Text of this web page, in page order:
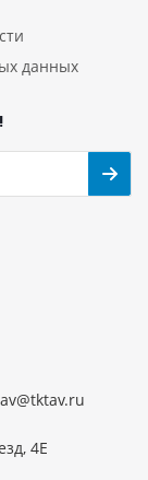
данных
4Е